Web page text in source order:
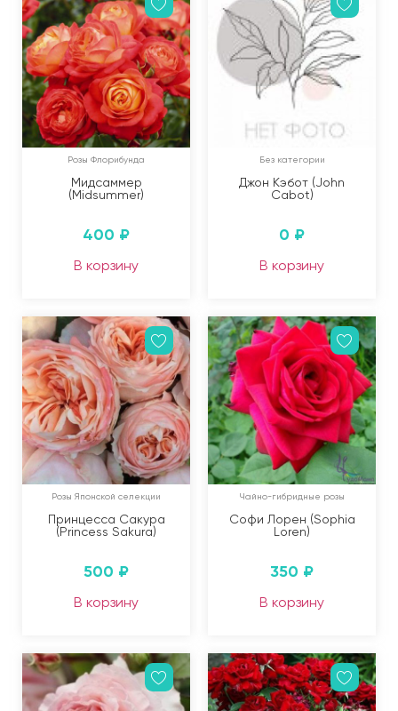
Розы Флорибунда
Мидсаммер
(Midsummer)
400 ₽
В корзину
Без категории
Джон Кэбот (John
Cabot)
0 ₽
В корзину
Розы Японской селекции
Принцесса Сакура
(Princess Sakura)
500 ₽
В корзину
Чайно-гибридные розы
Софи Лорен (Sophia
Loren)
350 ₽
В корзину